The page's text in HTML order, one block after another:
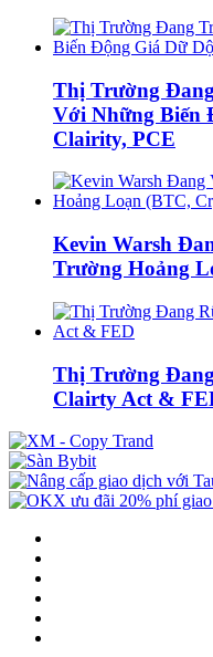
Thị Trường
Với Những Biến
Clairity, PCE
Kevin Warsh
Trường Hoảng
Thị Trường
Clairty Act &